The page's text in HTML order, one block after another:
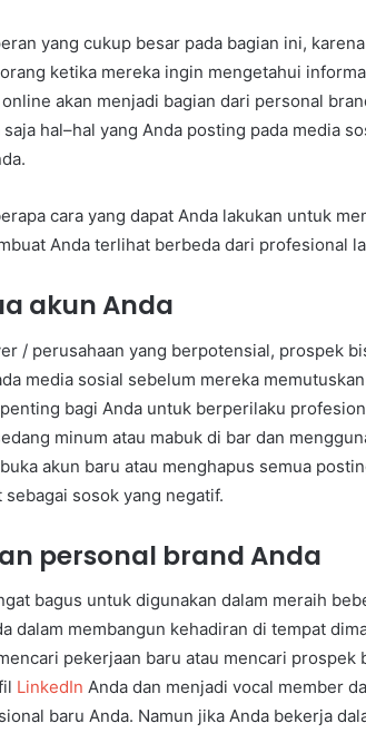
yang cukup besar pada bagian ini,
ketika mereka ingin mengetahui
akan menjadi bagian dari personal
hal–hal yang Anda posting pada media
cara yang dapat Anda lakukan untuk
Anda terlihat berbeda dari profesional
akun Anda
/ perusahaan yang berpotensial, prospek
media sosial sebelum mereka
bagi Anda untuk berperilaku
minum atau mabuk di bar dan
akun baru atau menghapus semua
sosok yang negatif.
personal brand Anda
bagus untuk digunakan dalam meraih
dalam membangun kehadiran di tempat
pekerjaan baru atau mencari
LinkedIn Anda dan menjadi vocal member
baru Anda. Namun jika Anda bekerja